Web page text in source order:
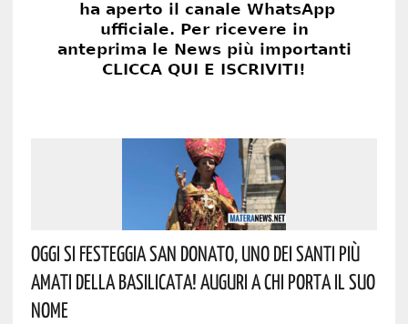
Oggi Si Festeggia San Donato, Uno Dei Santi Più
Amati Della Basilicata! Auguri A Chi Porta Il Suo
Nome